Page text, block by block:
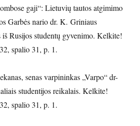
gaji“: Lietuvių tautos atgimimo
Garbės nario dr. K. Griniaus
Rusijos studentų gyvenimo. Kelkite!
spalio 31, p. 1.
senas varpininkas „Varpo“ dr-
studentijos reikalais. Kelkite!
spalio 31, p. 1.